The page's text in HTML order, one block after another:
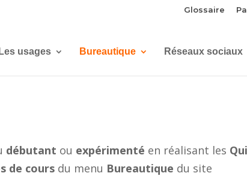
Glossaire
Les usages Bureautique Réseaux sociaux
débutant ou expérimenté en réalisant les
de cours du menu Bureautique du site